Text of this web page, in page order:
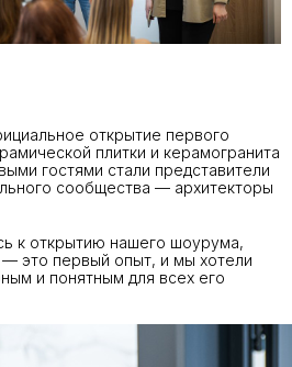
открытие первого
плитки и керамогранита
гостями стали представители
сообщества — архитекторы
к открытию нашего шоурума,
— это первый опыт, и мы хотели
и понятным для всех его